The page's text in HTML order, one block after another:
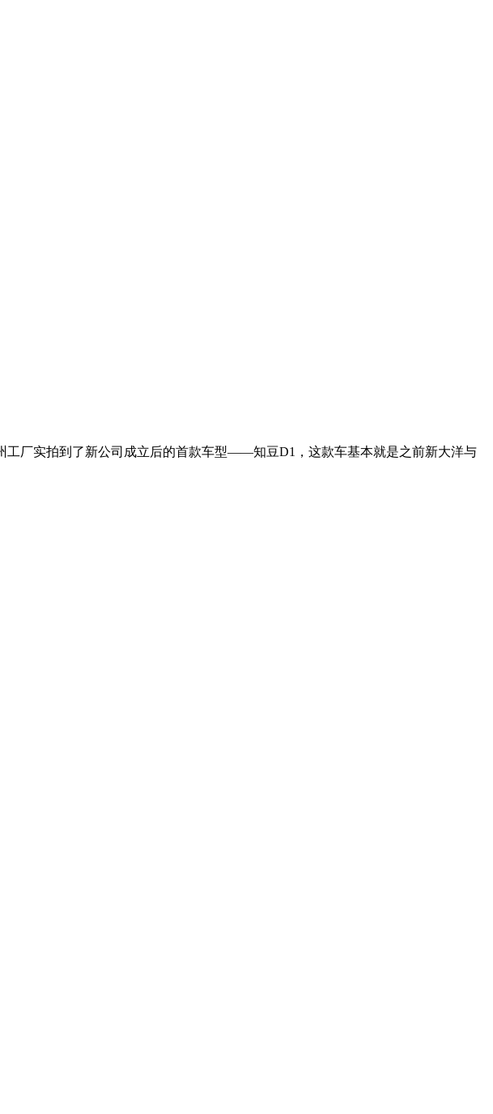
工厂实拍到了新公司成立后的首款车型——知豆D1，这款车基本就是之前新大洋与